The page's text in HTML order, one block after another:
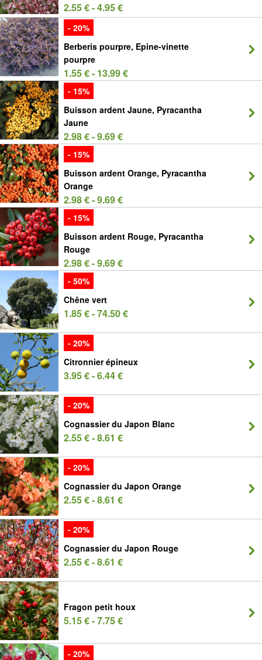
2.55 € - 4.95 €
- 20%
Berberis pourpre, Epine-vinette
pourpre
1.55 € - 13.99 €
- 15%
Buisson ardent Jaune, Pyracantha
Jaune
2.98 € - 9.69 €
- 15%
Buisson ardent Orange, Pyracantha
Orange
2.98 € - 9.69 €
- 15%
Buisson ardent Rouge, Pyracantha
Rouge
2.98 € - 9.69 €
- 50%
Chêne vert
1.85 € - 74.50 €
- 20%
Citronnier épineux
3.95 € - 6.44 €
- 20%
Cognassier du Japon Blanc
2.55 € - 8.61 €
- 20%
Cognassier du Japon Orange
2.55 € - 8.61 €
- 20%
Cognassier du Japon Rouge
2.55 € - 8.61 €
Fragon petit houx
5.15 € - 7.75 €
- 20%